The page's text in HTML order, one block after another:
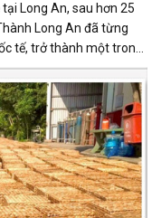
Long An, sau hơn 25
Long An đã từng
tế, trở thành một trong
thủ công mỹ nghệ